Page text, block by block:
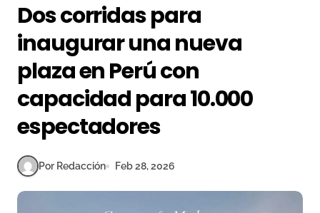
Dos corridas para
inaugurar una nueva
plaza en Perú con
capacidad para 10.000
espectadores
Por Redacción Feb 28, 2026